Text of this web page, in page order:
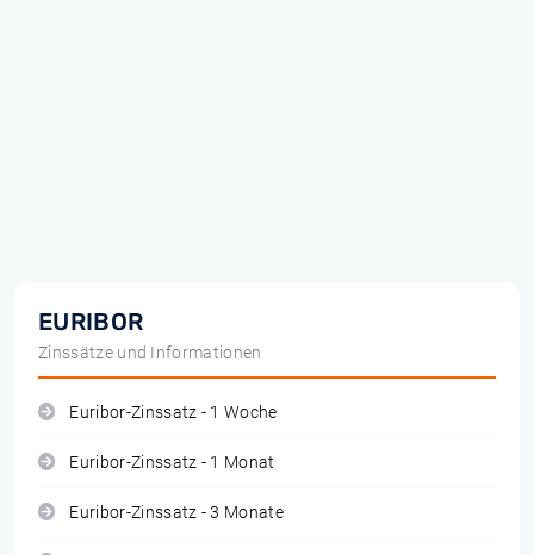
EURIBOR
Zinssätze und Informationen
Euribor-Zinssatz - 1 Woche
Euribor-Zinssatz - 1 Monat
Euribor-Zinssatz - 3 Monate